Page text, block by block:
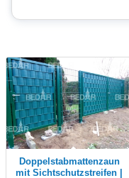
Doppelstabmattenzaun
mit Sichtschutzstreifen |